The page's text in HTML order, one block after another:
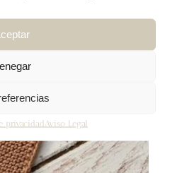
privacidad Aviso Legal
Carrito
cuenta